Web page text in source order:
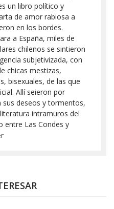
un libro político y
de amor rabiosa a
en los bordes.
a España, miles de
chilenos se sintieron
subjetivizada, con
chicas mestizas,
bisexuales, de las que
Allí seieron por
deseos y tormentos,
intramuros del
entre Las Condes y